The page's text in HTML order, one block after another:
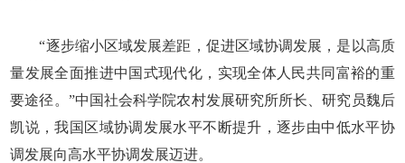
“逐步缩小区域发展差距，促进区域协调发展，是以高质
量发展全面推进中国式现代化，实现全体人民共同富裕的重
要途径。”中国社会科学院农村发展研究所所长、研究员魏后
凯说，我国区域协调发展水平不断提升，逐步由中低水平协
调发展向高水平协调发展迈进。